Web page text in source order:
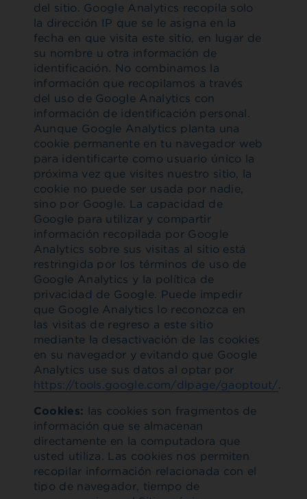
del sitio. Google Analytics recopila solo
la dirección IP que se le asigna en la
fecha en que visita este sitio, en lugar de
su nombre u otra información de
identificación. No combinamos la
información que recopilamos a través
del uso de Google Analytics con
información de identificación personal.
Aunque Google Analytics planta una
cookie permanente en tu navegador web
para identificarte como usuario único la
próxima vez que visites nuestro sitio, la
cookie no puede ser usada por nadie,
sino por Google. La capacidad de
Google para utilizar y compartir
información recopilada por Google
Analytics sobre sus visitas al sitio está
restringida por los términos de uso de
Google Analytics y la política de
privacidad de Google. Puede impedir
que Google Analytics lo reconozca en
las visitas de regreso a este sitio
mediante la desactivación de las cookies
en su navegador y evitando que Google
Analytics use sus datos al optar por
https://tools.google.com/dlpage/gaoptout/.
Cookies: las cookies son fragmentos de
información que se almacenan
directamente en la computadora que
usted utiliza. Las cookies nos permiten
recopilar información relacionada con el
tipo de navegador, tiempo de